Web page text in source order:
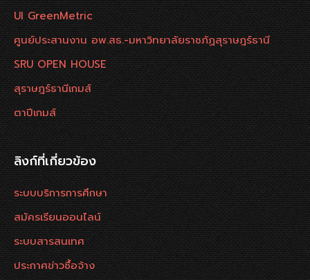
UI GreenMetric
ศูนย์ประสานงาน อพ.สธ.-มหาวิทยาลัยราชภัฏสุราษฎร์ธานี
SRU OPEN HOUSE
สุราษฎร์ธานีเกมส์
ตาปีเกมส์
ลิงก์ที่เกี่ยวข้อง
ระบบบริการการศึกษา
สมัครเรียนออนไลน์
ระบบสารสนเทศ
ประกาศข่าวซื้อจ้าง